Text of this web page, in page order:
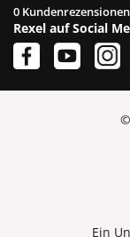
0
Rexel auf Social
Ein